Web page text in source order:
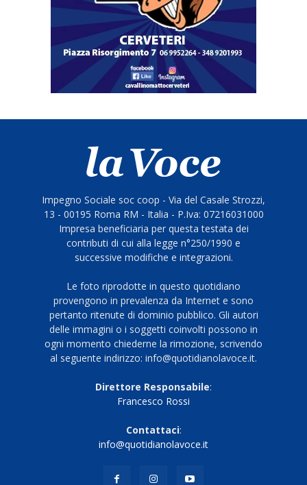
Impegno Sociale soc coop - Via del Casale Strozzi,
13 - 00195 Roma RM - Italia - P.Iva: 07216031000
Impresa beneficiaria per questa testata dei
contributi di cui alla legge n°250/1990 e
successive modifiche e integrazioni.
Le foto riprodotte in questo quotidiano
provengono in prevalenza da Internet e sono
pertanto ritenute di dominio pubblico. Gli autori
delle immagini o i soggetti coinvolti possono in
ogni momento chiederne la rimozione, scrivendo
al seguente indirizzo: info@quotidianolavoce.it.
Direttore Responsabile:
Francesco Rossi
Contattaci:
info@quotidianolavoce.it